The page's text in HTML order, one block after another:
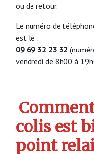
ou de retour.
Le numéro de
est le :
09 69 32 23 32
vendredi de 8h00 à
colis est
point